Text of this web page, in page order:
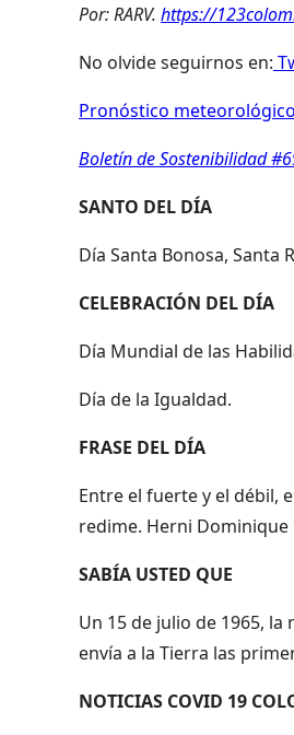
Por: RARV. https://
No olvide seguirnos en:
Pronóstico
Boletín de Sostenibilidad
SANTO DEL DÍA
Día Santa Bonosa, Santa
CELEBRACIÓN DEL DÍA
Día Mundial de las
Día de la Igualdad.
FRASE DEL DÍA
Entre el fuerte y el débil,
redime. Herni Dominique
SABÍA USTED QUE
Un 15 de julio de 1965,
envía a la Tierra las
NOTICIAS COVID 19